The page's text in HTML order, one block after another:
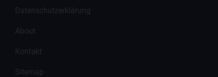
Datenschutzerklärung
About
Kontakt
Sitemap